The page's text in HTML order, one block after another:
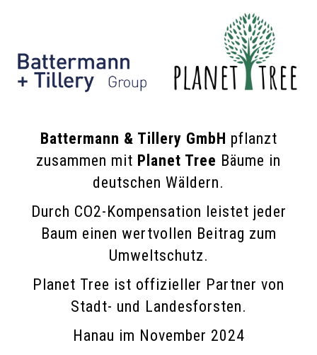
Battermann & Tillery GmbH pflanzt
zusammen mit Planet Tree Bäume in
deutschen Wäldern.
Durch CO2-Kompensation leistet jeder
Baum einen wertvollen Beitrag zum
Umweltschutz.
Planet Tree ist offizieller Partner von
Stadt- und Landesforsten.
Hanau im November 2024